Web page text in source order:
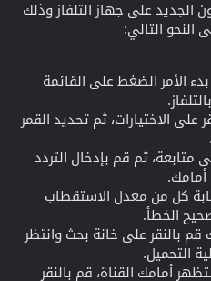
الجديد على جهاز التلفاز وذلك
النحو التالي:
الأمر الضغط على القائمة
على الاختيارات، ثم تحديد القمر
متابعة، ثم قم بإدخال التردد
كل من معدل الاستقطاب
الخطأ.
بالنقر على خانة بحث وانتظر
التحميل.
أمامك القناة، قم بالنقر